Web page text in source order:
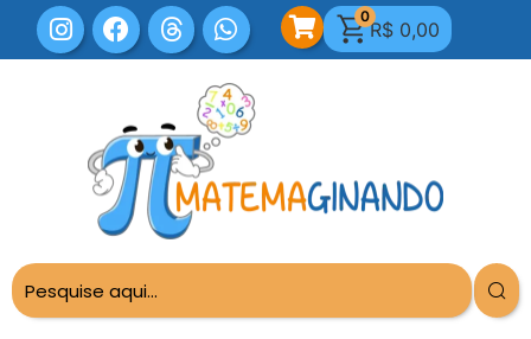
0
R$ 0,00